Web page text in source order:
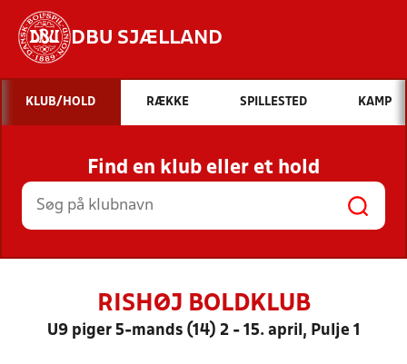
DBU SJÆLLAND
Hvad vil du søge efter?
INDHOLD OG NYHEDER
STILLINGER, RESULTATER, KLUBBER OG
HOLD
KLUB/HOLD RÆKKE SPILLESTED KAMP
Find en klub eller et hold
RISHØJ BOLDKLUB
U9 piger 5-mands (14) 2 - 15. april, Pulje 1